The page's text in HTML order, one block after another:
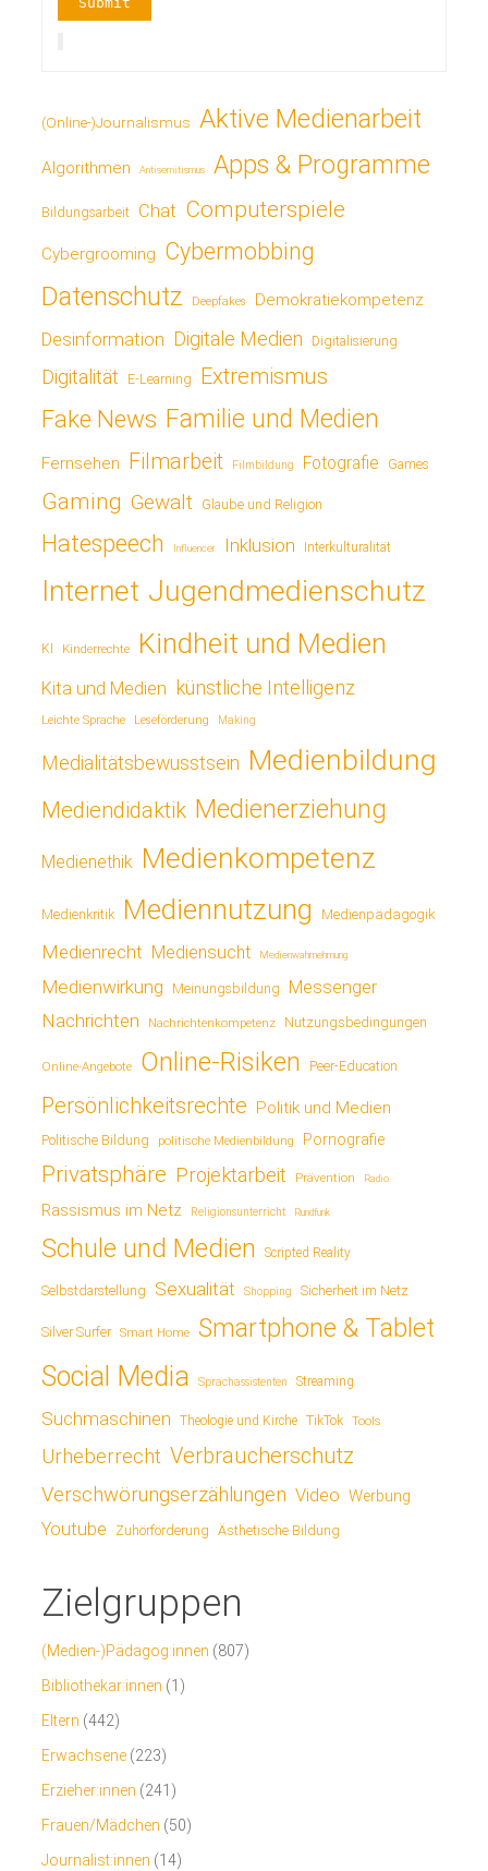
(Online-)Journalismus Aktive Medienarbeit
Algorithmen Antisemitismus Apps & Programme
Bildungsarbeit Chat Computerspiele
Cybergrooming Cybermobbing
Datenschutz Deepfakes Demokratiekompetenz
Desinformation Digitale Medien Digitalisierung
Digitalität E-Learning Extremismus
Fake News Familie und Medien
Fernsehen Filmarbeit Filmbildung Fotografie Games
Gaming Gewalt Glaube und Religion
Hatespeech Influencer Inklusion Interkulturalität
Internet Jugendmedienschutz
KI Kinderrechte Kindheit und Medien
Kita und Medien künstliche Intelligenz
Leichte Sprache Leseförderung Making
Medialitätsbewusstsein Medienbildung
Mediendidaktik Medienerziehung
Medienethik Medienkompetenz
Medienkritik Mediennutzung Medienpädagogik
Medienrecht Mediensucht Medienwahrnehmung
Medienwirkung Meinungsbildung Messenger
Nachrichten Nachrichtenkompetenz Nutzungsbedingungen
Online-Angebote Online-Risiken Peer-Education
Persönlichkeitsrechte Politik und Medien
Politische Bildung politische Medienbildung Pornografie
Privatsphäre Projektarbeit Prävention Radio
Rassismus im Netz Religionsunterricht Rundfunk
Schule und Medien Scripted Reality
Selbstdarstellung Sexualität Shopping Sicherheit im Netz
Silver Surfer Smart Home Smartphone & Tablet
Social Media Sprachassistenten Streaming
Suchmaschinen Theologie und Kirche TikTok Tools
Urheberrecht Verbraucherschutz
Verschwörungserzählungen Video Werbung
Youtube Zuhörförderung Ästhetische Bildung
Zielgruppen
(Medien-)Pädagog:innen (807)
Bibliothekar:innen (1)
Eltern (442)
Erwachsene (223)
Erzieher:innen (241)
Frauen/Mädchen (50)
Journalist:innen (14)